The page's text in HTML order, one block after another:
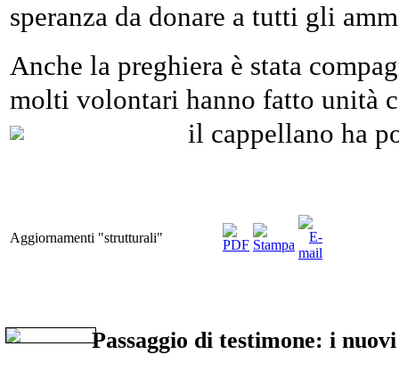
speranza da donare a tutti gli
Anche la preghiera è stata
molti volontari hanno fatto unità
il cappellano ha
Aggiornamenti "strutturali"
Passaggio di testimone: i